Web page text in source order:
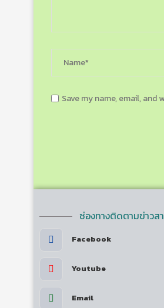
Save my name, email,
ช่องทางติดตามข่าวส
Facebook
Youtube
Email